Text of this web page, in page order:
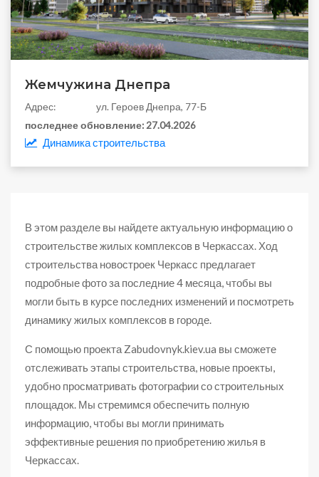
Жемчужина Днепра
Aдрес:
ул. Героев Днепра, 77-Б
последнее обновление: 27.04.2026
Динамика строительства
В этом разделе вы найдете актуальную информацию о
строительстве жилых комплексов в Черкассах. Ход
строительства новостроек Черкасс предлагает
подробные фото за последние 4 месяца, чтобы вы
могли быть в курсе последних изменений и посмотреть
динамику жилых комплексов в городе.
С помощью проекта Zabudovnyk.kiev.ua вы сможете
отслеживать этапы строительства, новые проекты,
удобно просматривать фотографии со строительных
площадок. Мы стремимся обеспечить полную
информацию, чтобы вы могли принимать
эффективные решения по приобретению жилья в
Черкассах.